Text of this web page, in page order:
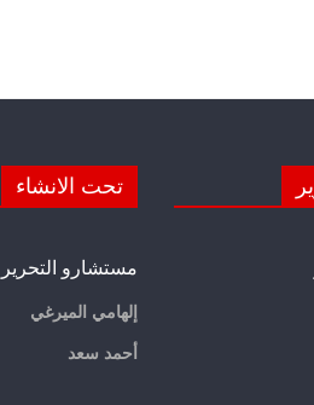
تحت الانشاء
مستشارو التحرير
إلهامي الميرغي
أحمد سعد